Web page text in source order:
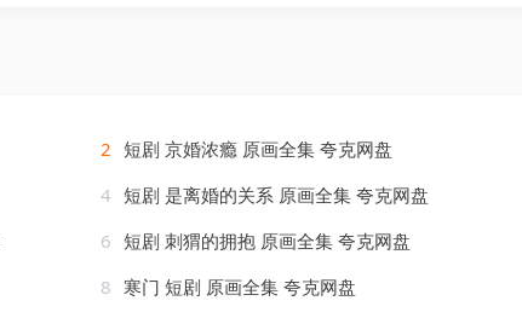
2 短剧 京婚浓瘾 原画全集 夸克网盘
4 短剧 是离婚的关系 原画全集 夸克网盘
6 短剧 刺猬的拥抱 原画全集 夸克网盘
8 寒门 短剧 原画全集 夸克网盘